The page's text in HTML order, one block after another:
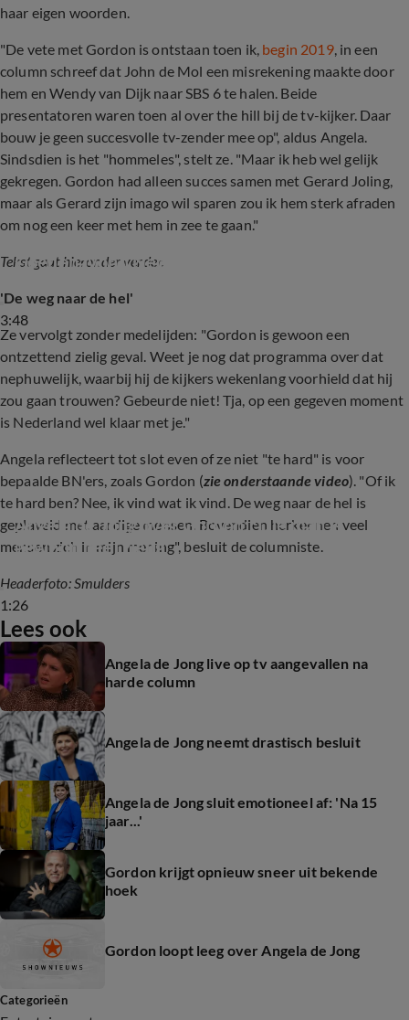
haar eigen woorden.
"De vete met Gordon is ontstaan toen ik, begin 2019, in een
column schreef dat John de Mol een misrekening maakte door
hem en Wendy van Dijk naar SBS 6 te halen. Beide
presentatoren waren toen al over the hill bij de tv-kijker. Daar
bouw je geen succesvolle tv-zender mee op", aldus Angela.
Sindsdien is het "hommeles", stelt ze. "Maar ik heb wel gelijk
gekregen. Gordon had alleen succes samen met Gerard Joling,
maar als Gerard zijn imago wil sparen zou ik hem sterk afraden
om nog een keer met hem in zee te gaan."
Tekst gaat hieronder verder.
3:48
Hoe keek Tina Nijkamp naar clash bij
Goedenavond Nederland met Angela de Jong?
'De weg naar de hel'
Ze vervolgt zonder medelijden: "Gordon is gewoon een
ontzettend zielig geval. Weet je nog dat programma over dat
nephuwelijk, waarbij hij de kijkers wekenlang voorhield dat hij
zou gaan trouwen? Gebeurde niet! Tja, op een gegeven moment
is Nederland wel klaar met je."
Angela reflecteert tot slot even of ze niet "te hard" is voor
bepaalde BN'ers, zoals Gordon (zie onderstaande video). "Of ik
te hard ben? Nee, ik vind wat ik vind. De weg naar de hel is
geplaveid met aardige mensen. Bovendien herkennen veel
mensen zich in mijn mening", besluit de columniste.
1:26
Angela de Jong over Gordon: ‘Die man is
gewoon heel zielig’
Headerfoto: Smulders
Lees ook
Angela de Jong live op tv aangevallen na
harde column
Angela de Jong neemt drastisch besluit
Angela de Jong sluit emotioneel af: 'Na 15
jaar...'
Gordon krijgt opnieuw sneer uit bekende
hoek
Gordon loopt leeg over Angela de Jong
Categorieën